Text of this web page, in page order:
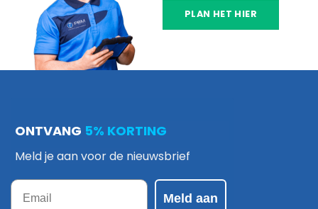
PLAN HET HIER
ONTVANG 5% KORTING
Meld je aan voor de nieuwsbrief
Email
Meld aan